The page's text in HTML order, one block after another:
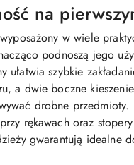
na
w wiele
podnoszą jego
ułatwia szybkie
a dwie boczne
drobne przedmioty.
rękawach oraz
gwarantują idealne